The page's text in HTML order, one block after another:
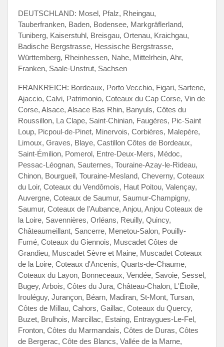
DEUTSCHLAND: Mosel, Pfalz, Rheingau,
Tauberfranken, Baden, Bodensee, Markgräflerland,
Tuniberg, Kaiserstuhl, Breisgau, Ortenau, Kraichgau,
Badische Bergstrasse, Hessische Bergstrasse,
Württemberg, Rheinhessen, Nahe, Mittelrhein, Ahr,
Franken, Saale-Unstrut, Sachsen
FRANKREICH: Bordeaux, Porto Vecchio, Figari, Sartene,
Ajaccio, Calvi, Patrimonio, Coteaux du Cap Corse, Vin de
Corse, Alsace, Alsace Bas Rhin, Banyuls, Côtes du
Roussillon, La Clape, Saint-Chinian, Faugères, Pic-Saint
Loup, Picpoul-de-Pinet, Minervois, Corbières, Malepère,
Limoux, Graves, Blaye, Castillon Côtes de Bordeaux,
Saint-Émilion, Pomerol, Entre-Deux-Mers, Médoc,
Pessac-Léognan, Sauternes, Touraine-Azay-le-Rideau,
Chinon, Bourgueil, Touraine-Mesland, Cheverny, Coteaux
du Loir, Coteaux du Vendômois, Haut Poitou, Valençay,
Auvergne, Coteaux de Saumur, Saumur-Champigny,
Saumur, Coteaux de l'Aubance, Anjou, Anjou Coteaux de
la Loire, Savennières, Orléans, Reuilly, Quincy,
Châteaumeillant, Sancerre, Menetou-Salon, Pouilly-
Fumé, Coteaux du Giennois, Muscadet Côtes de
Grandieu, Muscadet Sèvre et Maine, Muscadet Coteaux
de la Loire, Coteaux d'Ancenis, Quarts-de-Chaume,
Coteaux du Layon, Bonneceaux, Vendée, Savoie, Sessel,
Bugey, Arbois, Côtes du Jura, Château-Chalon, L'Étoile,
Irouléguy, Jurançon, Béarn, Madiran, St-Mont, Tursan,
Côtes de Millau, Cahors, Gaillac, Coteaux du Quercy,
Buzet, Brulhois, Marcillac, Estaing, Entraygues-Le-Fel,
Fronton, Côtes du Marmandais, Côtes de Duras, Côtes
de Bergerac, Côte des Blancs, Vallée de la Marne,